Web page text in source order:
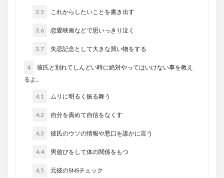
3.5 これからしたいことを書き出す
3.6 恋愛映画などで思いっきり泣く
3.7 失恋記念として大きな買い物をする
4
彼氏と別れてしんどい時に絶対やってはいけない事を教え
るよ。
4.1 ムリに明るく振る舞う
4.2 自分を責めて自信をなくす
4.3 彼氏のウソの情報や悪口を誰かに言う
4.4 男遊びをして体の関係をもつ
4.5 元彼のSNSチェック